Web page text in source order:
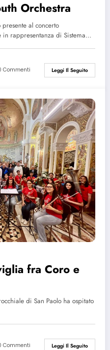
Orchestra
al concerto
in rappresentanza di Sistema…
Commenti Leggi Il Seguito
fra Coro e
di San Paolo ha ospitato
Commenti Leggi Il Seguito